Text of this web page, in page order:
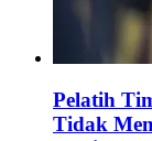
Pelatih
Tidak